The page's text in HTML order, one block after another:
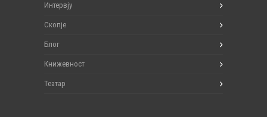
Интервју
Скопје
Блог
Книжевност
Театар